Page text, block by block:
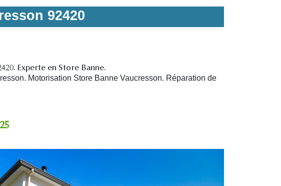
92420
Experte en Store Banne.
Motorisation Store Banne Vaucresson. Réparation de